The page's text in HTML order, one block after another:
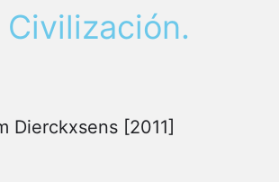
Civilización.
Dierckxsens [2011]